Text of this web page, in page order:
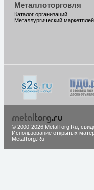
Металлоторговля
Каталог организаций
Металлургический
© 2000-2026 MetalTorg.Ru,
Использование открытых
MetalTorg.Ru